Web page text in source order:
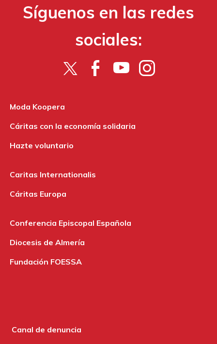
Síguenos en las redes
sociales:
Moda Koopera
Cáritas con la economía solidaria
Hazte voluntario
Caritas Internationalis
Cáritas Europa
Conferencia Episcopal Española
Diocesis de Almería
Fundación FOESSA
Canal de denuncia